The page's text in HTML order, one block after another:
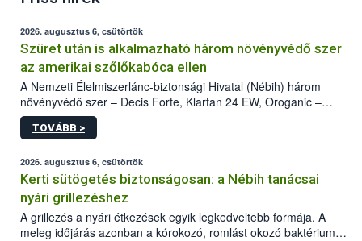
2026. augusztus 6, csütörtök
Szüret után is alkalmazható három növényvédő szer
az amerikai szőlőkabóca ellen
A Nemzeti Élelmiszerlánc-biztonsági Hivatal (Nébih) három
növényvédő szer – Decis Forte, Klartan 24 EW, Oroganic –
engedélyokiratát módosította, így azok a szüretet követően,
egészen a vesszőérettség (BBCH 91) stádiumáig
érésű szőlőkben is legyen lehetőség a károsító elleni további
védekezésre. Az Oroganic készítmény kis kiszerelésben kiskerti
felhasználók számára is elérhető és ökológiai termesztésben is
engedélyezett.
TOVÁBB >
2026. augusztus 6, csütörtök
Kerti sütögetés biztonságosan: a Nébih tanácsai
nyári grillezéshez
A grillezés a nyári étkezések egyik legkedveltebb formája. A
meleg időjárás azonban a kórokozó, romlást okozó baktériumok